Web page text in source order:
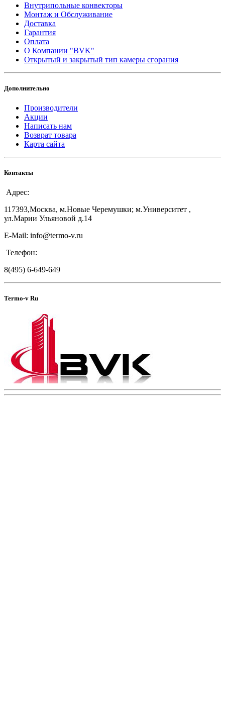
Внутрипольные конвекторы
Монтаж и Обслуживание
Доставка
Гарантия
Оплата
О Компании "BVK"
Открытый и закрытый тип камеры сгорания
Дополнительно
Производители
Акции
Написать нам
Возврат товара
Карта сайта
Контакты
Адрес:
117393,Москва, м.Новые Черемушки; м.Университет ,
ул.Марии Ульяновой д.14
E-Mail: info@termo-v.ru
Телефон:
8(495) 6-649-649
Termo-v Ru